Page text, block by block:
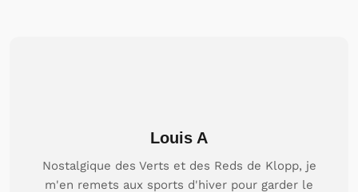
Louis A
Nostalgique des Verts et des Reds de Klopp, je
m'en remets aux sports d'hiver pour garder le